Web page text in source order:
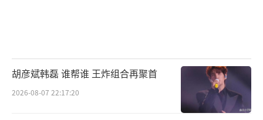
胡彦斌韩磊 谁帮谁 王炸组合再聚首
2026-08-07 22:17:20